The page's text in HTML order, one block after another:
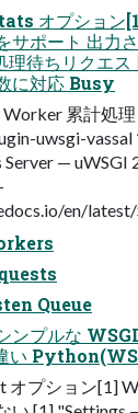
オプション
サポート 出力
待ちリクエ
に対応 Busy
累計処
uwsgi-
Server — uWSGI
en/
Queue
ンプルな
い
オプション[1]